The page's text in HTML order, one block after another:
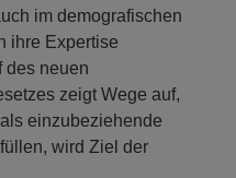
im demografischen
ihre Expertise
des neuen
zeigt Wege auf,
einzubeziehende
wird Ziel der